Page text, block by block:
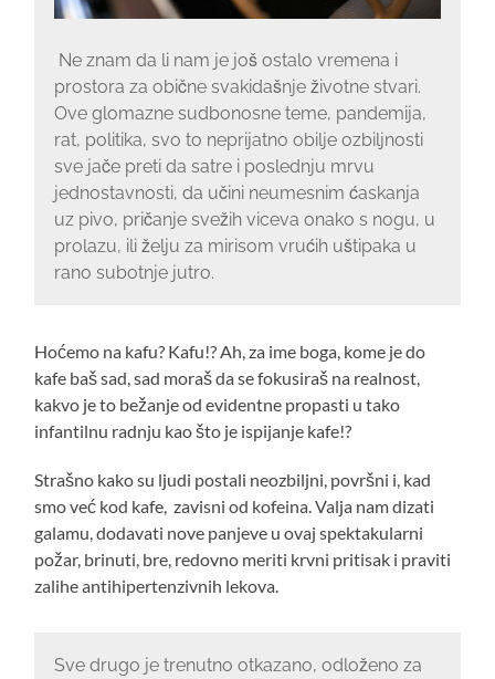
Ne znam da li nam je još ostalo vremena i
prostora za obične svakidašnje životne stvari.
Ove glomazne sudbonosne teme, pandemija,
rat, politika, svo to neprijatno obilje ozbiljnosti
sve jače preti da satre i poslednju mrvu
jednostavnosti, da učini neumesnim ćaskanja
uz pivo, pričanje svežih viceva onako s nogu, u
prolazu, ili želju za mirisom vrućih uštipaka u
rano subotnje jutro.
Hoćemo na kafu? Kafu!? Ah, za ime boga, kome je do
kafe baš sad, sad moraš da se fokusiraš na realnost,
kakvo je to bežanje od evidentne propasti u tako
infantilnu radnju kao što je ispijanje kafe!?
Strašno kako su ljudi postali neozbiljni, površni i, kad
smo već kod kafe, zavisni od kofeina. Valja nam dizati
galamu, dodavati nove panjeve u ovaj spektakularni
požar, brinuti, bre, redovno meriti krvni pritisak i praviti
zalihe antihipertenzivnih lekova.
Sve drugo je trenutno otkazano, odloženo za